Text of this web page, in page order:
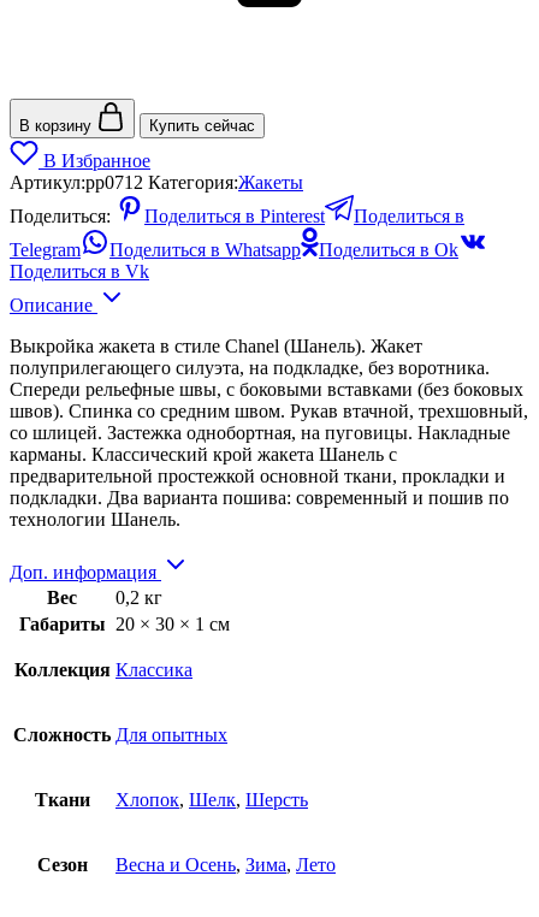
В корзину Купить сейчас
В Избранное
Артикул:pp0712 Категория:Жакеты
Поделиться:
Поделиться в Pinterest
Поделиться в
Telegram
Поделиться в Whatsapp
Поделиться в Ok
Поделиться в Vk
Описание
Выкройка жакета в стиле Chanel (Шанель). Жакет
полуприлегающего силуэта, на подкладке, без воротника.
Спереди рельефные швы, с боковыми вставками (без боковых
швов). Спинка со средним швом. Рукав втачной, трехшовный,
со шлицей. Застежка однобортная, на пуговицы. Накладные
карманы. Классический крой жакета Шанель с
предварительной простежкой основной ткани, прокладки и
подкладки. Два варианта пошива: современный и пошив по
технологии Шанель.
Доп. информация
Вес
0,2 кг
Габариты 20 × 30 × 1 см
Коллекция Классика
Сложность Для опытных
Ткани Хлопок, Шелк, Шерсть
Сезон Весна и Осень, Зима, Лето